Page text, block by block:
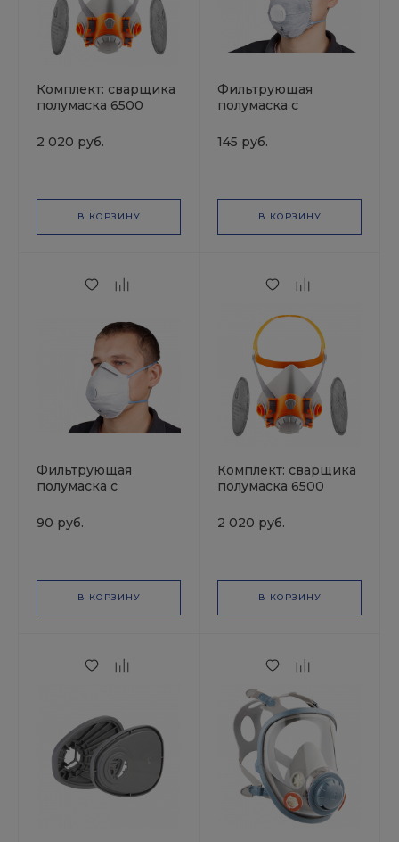
Комплект: сварщика
полумаска 6500
противоаэрозольные
фильтры P3R 2шт
2 020 руб.
В КОРЗИНУ
Фильтрующая
полумаска с
JETA Safety
145 руб.
В КОРЗИНУ
Фильтрующая
полумаска с
FFP2, 12 ПДК, JETA
Safety
90 руб.
В КОРЗИНУ
Комплект: сварщика
полумаска 6500
противоаэрозольные
фильтры P3R 2шт
2 020 руб.
В КОРЗИНУ